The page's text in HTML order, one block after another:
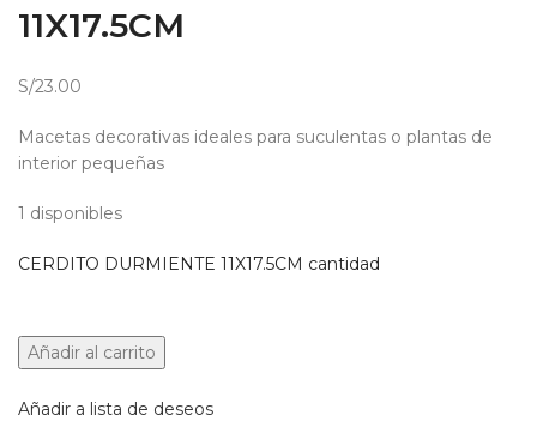
11X17.5CM
S/23.00
Macetas decorativas ideales para suculentas o plantas de
interior pequeñas
1 disponibles
CERDITO DURMIENTE 11X17.5CM cantidad
Añadir al carrito
Añadir a lista de deseos